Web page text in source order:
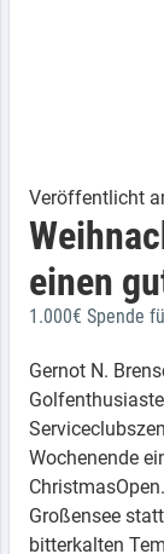
Veröffentlicht
einen
1.000€ Spende
Gernot N.
Wochenende
Großensee
bitterkalten